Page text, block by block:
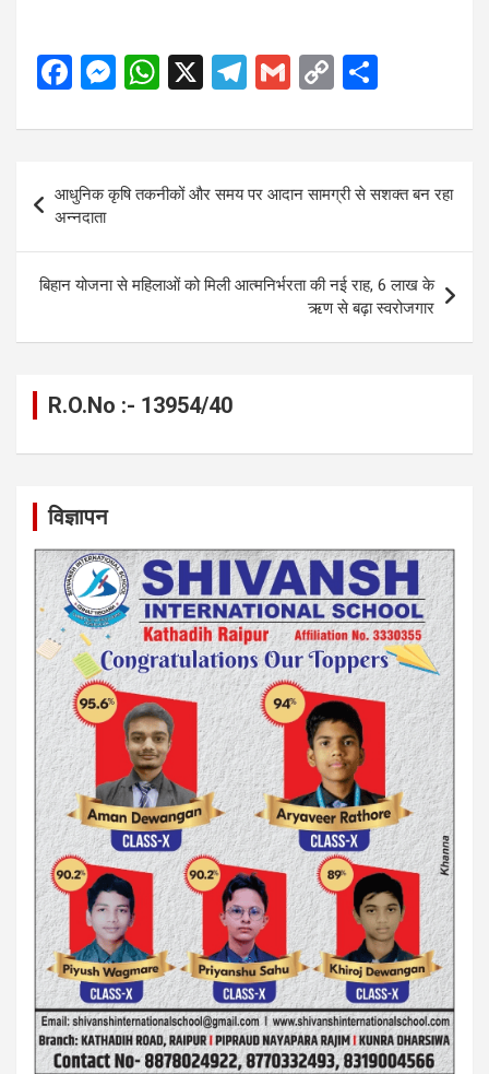
F
ce
b
o
o
k
M
se
n
g
er
W
at
s
A
p
p
X
T
e
a
m
G
ail
C
py
Li
n
k
ar
navigation
आधुनिक कृषि तकनीकों और समय पर आदान सामग्री से सशक्त बन रहा
अन्नदाता
बिहान योजना से महिलाओं को मिली आत्मनिर्भरता की नई राह, 6 लाख के
ऋण से बढ़ा स्वरोजगार
R.O.No :- 13954/40
विज्ञापन